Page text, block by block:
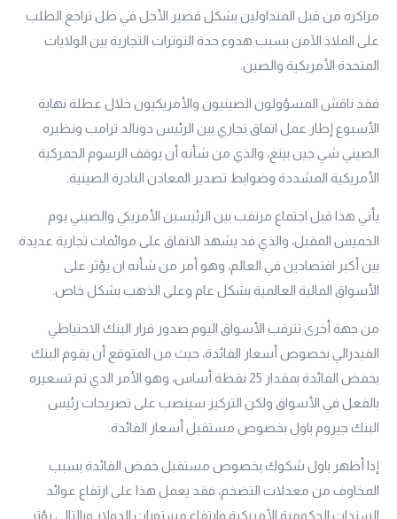
مراكزه من قبل المتداولين بشكل قصير الأجل في ظل تراجع الطلب
على الملاذ الآمن بسبب هدوء حدة التوترات التجارية بين الولايات
المتحدة الأمريكية والصين.
فقد ناقش المسؤولون الصينيون والأمريكيون خلال عطلة نهاية
الأسبوع إطار عمل اتفاق تجاري بين الرئيس دونالد ترامب ونظيره
الصيني شي جين بينغ، والذي من شأنه أن يوقف الرسوم الجمركية
الأمريكية المشددة وضوابط تصدير المعادن النادرة الصينية.
يأتي هذا قبل اجتماع مرتقب بين الرئيسين الأمريكي والصيني يوم
الخميس المقبل، والذي قد يشهد الاتفاق على موائمات تجارية عديدة
بين أكبر اقتصادين في العالم، وهو أمر من شأنه ان يؤثر على
الأسواق المالية العالمية بشكل عام وعلى الذهب بشكل خاص.
من جهة أخرى تترقب الأسواق اليوم صدور قرار البنك الاحتياطي
الفيدرالي بخصوص أسعار الفائدة، حيث من المتوقع أن يقوم البنك
بخفض الفائدة بمقدار 25 نقطة أساس، وهو الأمر الذي تم تسعيره
بالفعل في الأسواق ولكن التركيز سينصب على تصريحات رئيس
البنك جيروم باول بخصوص مستقبل أسعار الفائدة.
إذا أظهر باول شكوك بخصوص مستقبل خفض الفائدة بسبب
المخاوف من معدلات التضخم، فقد يعمل هذا على ارتفاع عوائد
السندات الحكومية الأمريكية وارتفاع مستويات الدولار وبالتالي يؤثر